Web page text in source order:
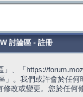
討論區 - 註冊
、「https://
。我們或許會於任
改或變更。您於任